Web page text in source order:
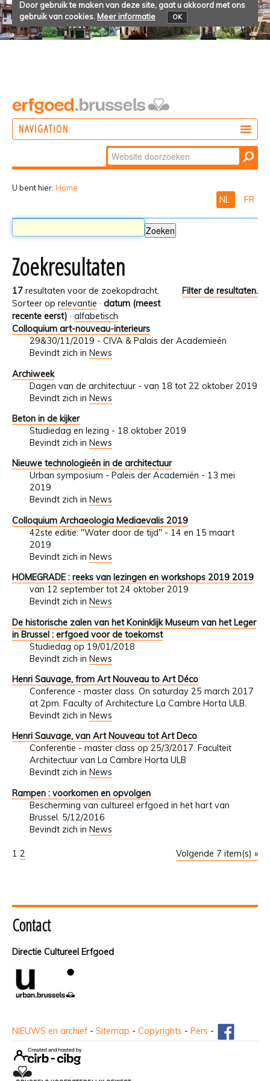
Door gebruik te maken van deze site, gaat u akkoord met ons
gebruik van cookies. Meer informatie OK
NAVIGATION
Zoek
Geavanceerd
U bent hier: Home
NL FR
Zoekresultaten
17 resultaten voor de zoekopdracht.
Filter de resultaten.
Sorteer op relevantie · datum (meest
recente eerst) · alfabetisch
Colloquium art-nouveau-interieurs
29&30/11/2019 - CIVA & Palais der Academieën
Bevindt zich in News
Archiweek
Dagen van de architectuur - van 18 tot 22 oktober 2019
Bevindt zich in News
Beton in de kijker
Studiedag en lezing - 18 oktober 2019
Bevindt zich in News
Nieuwe technologieën in de architectuur
Urban symposium - Paleis der Academiën - 13 mei
2019
Bevindt zich in News
Colloquium Archaeologia Mediaevalis 2019
42ste editie: "Water door de tijd" - 14 en 15 maart
2019
Bevindt zich in News
HOMEGRADE : reeks van lezingen en workshops 2019 2019
van 12 september tot 24 oktober 2019
Bevindt zich in News
De historische zalen van het Koninklijk Museum van het Leger
in Brussel : erfgoed voor de toekomst
Studiedag op 19/01/2018
Bevindt zich in News
Henri Sauvage, from Art Nouveau to Art Déco
Conference - master class. On saturday 25 march 2017
at 2pm. Faculty of Architecture La Cambre Horta ULB.
Bevindt zich in News
Henri Sauvage, van Art Nouveau tot Art Deco
Conferentie - master class op 25/3/2017. Faculteit
Architectuur van La Cambre Horta ULB
Bevindt zich in News
Rampen : voorkomen en opvolgen
Bescherming van cultureel erfgoed in het hart van
Brussel. 5/12/2016
Bevindt zich in News
Volgende 7 item(s) »
1 2
Contact
Directie Cultureel Erfgoed
NIEUWS en archief - Sitemap - Copyrights - Pers -